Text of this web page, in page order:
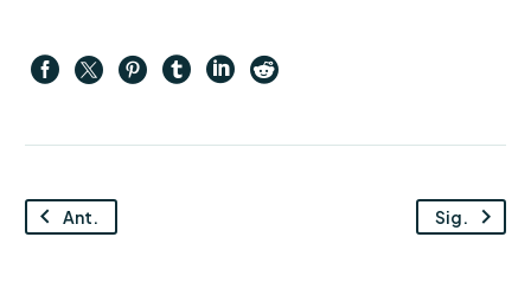
Ant. Sig.